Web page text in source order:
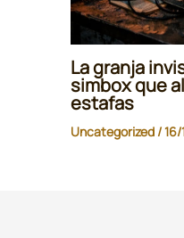
La granja
simbox que
estafas
Uncategorized/